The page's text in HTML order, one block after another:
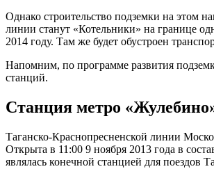
Однако строительство подземки на этом
линии станут «Котельники» на границе
2014 году. Там же будет обустроен
Напомним, по программе развития
станций.
Станция метро
Таганско-Краснопресненской линии
Открыта в 11:00 9 ноября 2013 года в
являлась конечной станцией для поездов